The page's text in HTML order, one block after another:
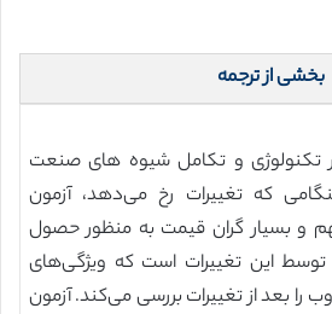
بخشی از ترجمه
تکنولوژی و تکامل شیوه‌ های صنعت
که تغییرات رخ می‌دهد، آزمون
و بسیار گران قیمت به منظور حصول
توسط این تغییرات است که ویژگی‌های
را بعد از تغییرات بررسی می‌کند. آزمون